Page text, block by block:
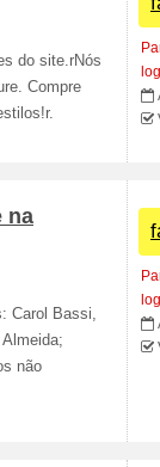
do site.rNós
Compre
na
Carol Bassi,
não